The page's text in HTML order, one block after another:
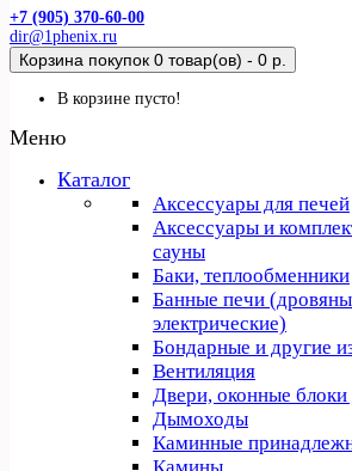
+7 (905) 370-60-00
dir@1phenix.ru
Корзина покупок 0 товар(ов) - 0 р.
В корзине пусто!
Меню
Каталог
Аксессуары для печей
Аксессуары и
сауны
Баки, теплообменники
Банные печи
электрические)
Бондарные и другие
Вентиляция
Двери, оконные
Дымоходы
Каминные